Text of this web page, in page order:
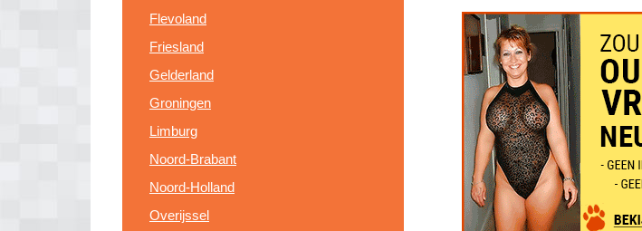
Flevoland
Friesland
Gelderland
Groningen
Limburg
Noord-Brabant
Noord-Holland
Overijssel